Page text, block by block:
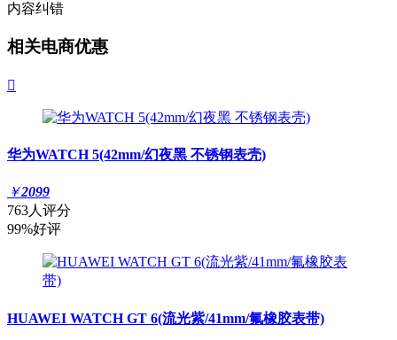
内容纠错
相关电商优惠

华为WATCH 5(42mm/幻夜黑 不锈钢表壳)
￥2099
763人评分
99%好评
HUAWEI WATCH GT 6(流光紫/41mm/氟橡胶表带)